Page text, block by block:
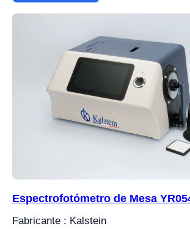
Espectrofotómetro de Mesa
Fabricante : Kalstein